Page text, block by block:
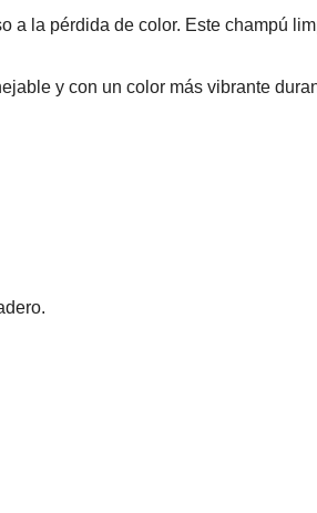
la pérdida de color. Este champú
y con un color más vibrante